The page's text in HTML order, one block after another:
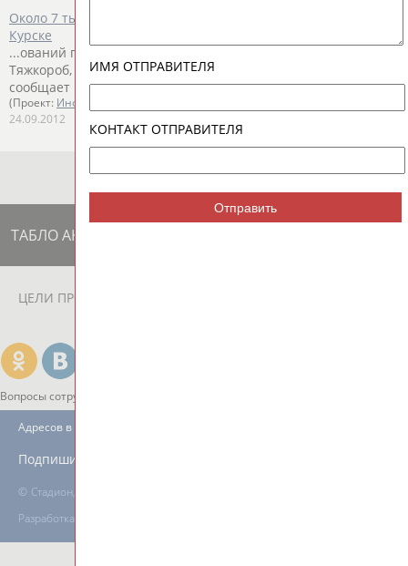
Около 7 тысяч спортсменов участвуют в "Кроссе нации" в
Курске
...ований по легкой атлетике Кристина Халеева, Игорь
Тяжкороб, Лариса Клейменова, Юлия Русанова,
сообщает ИТАР-ТАСС....
(Проект: Информационное агентство СТАДИОН
24.09.2012
ТАБЛО АКТИВНОСТИ
ЦЕЛИ ПРОЕКТА
Вопросы сотрудничества и совместной деятельности
© Стадион, 1998-2026
Разработка и поддержка ООО НАИТ «Стадион»
Адресов в новостной рассылке: 996
Подпишись
ИМЯ ОТПРАВИТЕЛЯ
КОНТАКТ ОТПРАВИТЕЛЯ
Отправить